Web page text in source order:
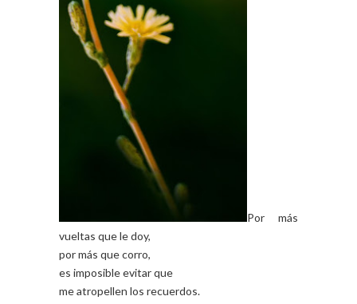
Por más
vueltas que le doy,
por más que corro,
es imposible evitar que
me atropellen los recuerdos.